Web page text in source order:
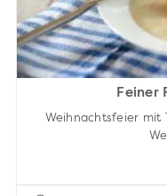
Feiner
Weihnachtsfeier mit